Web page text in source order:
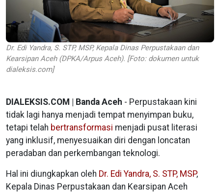
Dr. Edi Yandra, S. STP, MSP, Kepala Dinas Perpustakaan dan
Kearsipan Aceh (DPKA/Arpus Aceh). [Foto: dokumen untuk
dialeksis.com]
DIALEKSIS.COM | Banda Aceh - Perpustakaan kini
tidak lagi hanya menjadi tempat menyimpan buku,
tetapi telah bertransformasi menjadi pusat literasi
yang inklusif, menyesuaikan diri dengan loncatan
peradaban dan perkembangan teknologi.
Hal ini diungkapkan oleh Dr. Edi Yandra, S. STP, MSP,
Kepala Dinas Perpustakaan dan Kearsipan Aceh